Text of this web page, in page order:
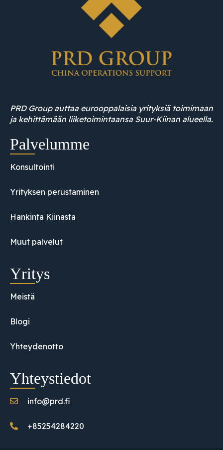
PRD Group auttaa eurooppalaisia yrityksiä toimimaan
ja kehittämään liiketoimintaansa Suur-Kiinan alueella.
Palvelumme
Konsultointi
Yrityksen perustaminen
Hankinta Kiinasta
Muut palvelut
Yritys
Meistä
Blogi
Yhteydenotto
Yhteystiedot
info@prd.fi
+85254284220